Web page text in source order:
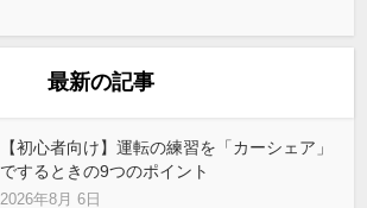
最新の記事
【初心者向け】運転の練習を「カーシェア」
でするときの9つのポイント
2026年8月 6日